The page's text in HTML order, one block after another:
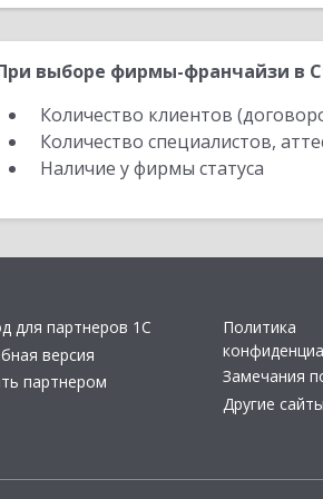
выборе фирмы-франчайзи в
Количество клиентов
Количество специалистов,
Наличие у фирмы статуса
для партнеров 1С
версия
партнером
Политика
Замечания
Другие сайты